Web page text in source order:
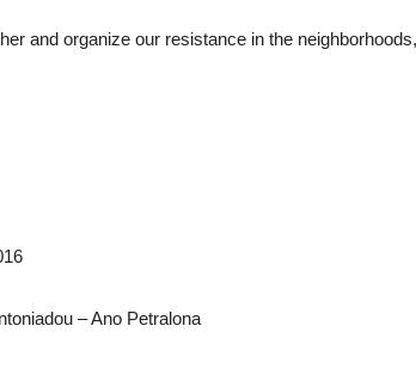
and organize our resistance in the
– Ano Petralona